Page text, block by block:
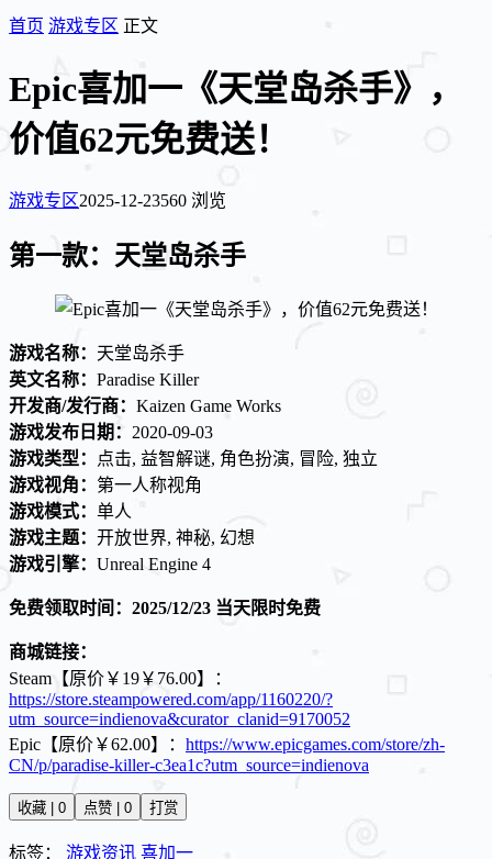
首页 游戏专区 正文
Epic喜加一《天堂岛杀手》，
价值62元免费送！
游戏专区2025-12-23560 浏览
第一款：天堂岛杀手
游戏名称： 天堂岛杀手
英文名称： Paradise Killer
开发商/发行商： Kaizen Game Works
游戏发布日期： 2020-09-03
游戏类型：
点击, 益智解谜, 角色扮演, 冒险, 独立
游戏视角： 第一人称视角
游戏模式： 单人
游戏主题： 开放世界, 神秘, 幻想
游戏引擎： Unreal Engine 4
免费领取时间：2025/12/23 当天限时免费
商城链接：
Steam【原价￥19￥76.00】：
https://store.steampowered.com/app/1160220/?
utm_source=indienova&curator_clanid=9170052
Epic【原价￥62.00】： https://www.epicgames.com/store/zh-
CN/p/paradise-killer-c3ea1c?utm_source=indienova
收藏 | 0 点赞 | 0 打赏
标签： 游戏资讯 喜加一